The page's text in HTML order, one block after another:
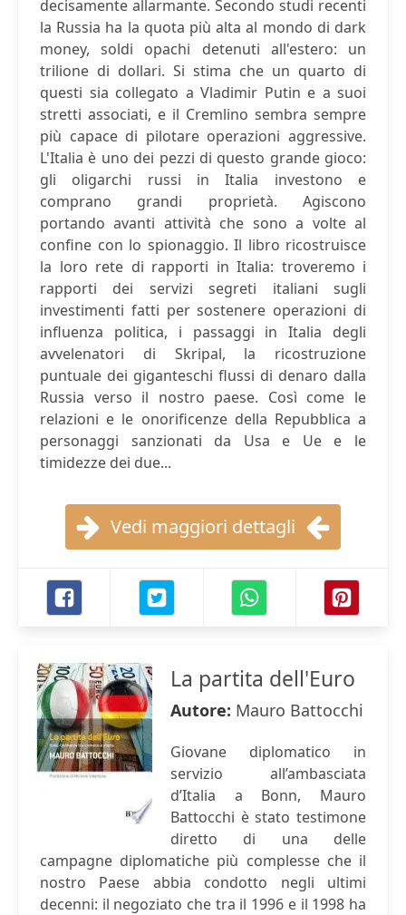
decisamente allarmante. Secondo studi recenti
la Russia ha la quota più alta al mondo di dark
money, soldi opachi detenuti all'estero: un
trilione di dollari. Si stima che un quarto di
questi sia collegato a Vladimir Putin e a suoi
stretti associati, e il Cremlino sembra sempre
più capace di pilotare operazioni aggressive.
L'Italia è uno dei pezzi di questo grande gioco:
gli oligarchi russi in Italia investono e
comprano grandi proprietà. Agiscono
portando avanti attività che sono a volte al
confine con lo spionaggio. Il libro ricostruisce
la loro rete di rapporti in Italia: troveremo i
rapporti dei servizi segreti italiani sugli
investimenti fatti per sostenere operazioni di
influenza politica, i passaggi in Italia degli
avvelenatori di Skripal, la ricostruzione
puntuale dei giganteschi flussi di denaro dalla
Russia verso il nostro paese. Così come le
relazioni e le onorificenze della Repubblica a
personaggi sanzionati da Usa e Ue e le
timidezze dei due...
Vedi maggiori dettagli
La partita dell'Euro
Autore: Mauro Battocchi
Giovane diplomatico in
servizio all’ambasciata
d’Italia a Bonn, Mauro
Battocchi è stato testimone
diretto di una delle
campagne diplomatiche più complesse che il
nostro Paese abbia condotto negli ultimi
decenni: il negoziato che tra il 1996 e il 1998 ha